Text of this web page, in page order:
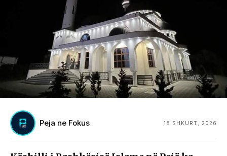
Peja ne Fokus 18 SHKURT, 2026